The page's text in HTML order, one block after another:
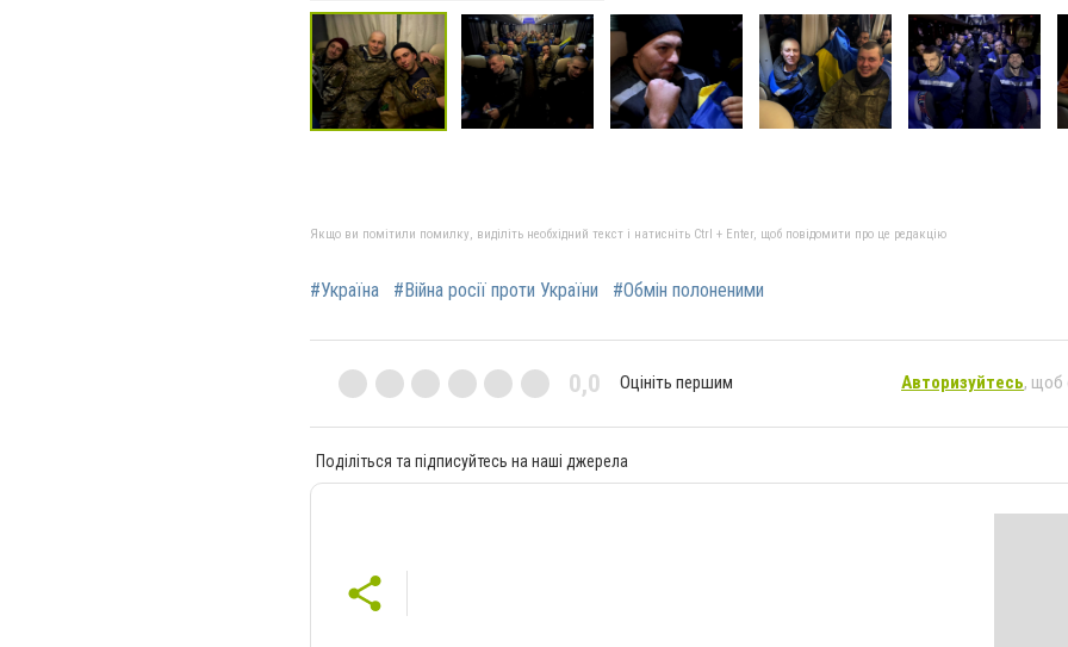
Якщо ви помітили помилку, виділіть необхідний текст і натисніть Ctrl + Enter, щоб повідомити про це редакцію
#Україна #Війна росії проти України #Обмін полоненими
0,0 Оцініть першим Авторизуйтесь, щоб
Поділіться та підписуйтесь на наші джерела